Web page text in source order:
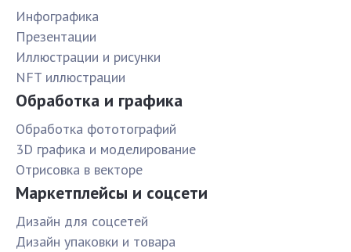
Инфографика
Презентации
Иллюстрации и рисунки
NFT иллюстрации
Обработка и графика
Обработка фототографий
3D графика и моделирование
Отрисовка в векторе
Маркетплейсы и соцсети
Дизайн для соцсетей
Дизайн упаковки и товара